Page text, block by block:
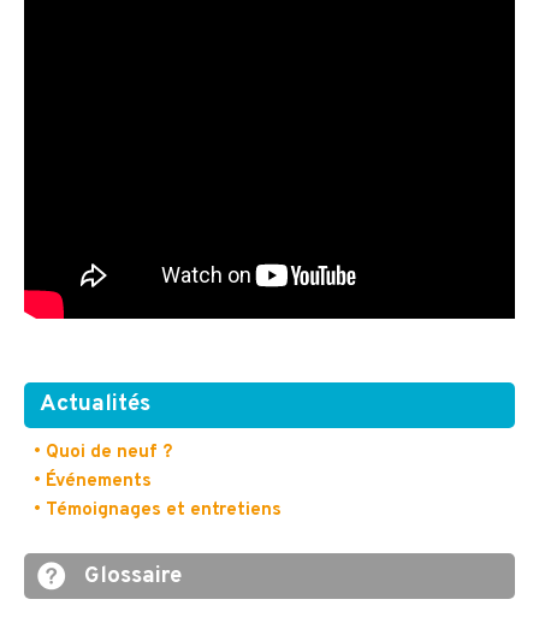
Actualités
• Quoi de neuf ?
• Événements
• Témoignages et entretiens
Glossaire